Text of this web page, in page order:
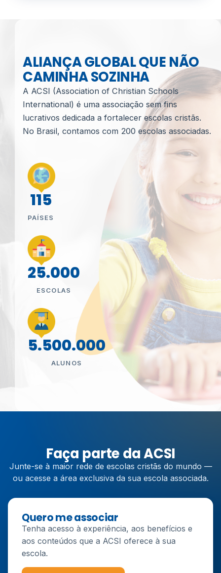
ALIANÇA GLOBAL QUE NÃO
CAMINHA SOZINHA
A ACSI (Association of Christian Schools
International) é uma associação sem fins
lucrativos dedicada a fortalecer escolas cristãs.
No Brasil, contamos com 200 escolas associadas.
PAÍSES
115
ESCOLAS
25.000
ALUNOS
5.500.000
Faça parte da ACSI
Junte-se à maior rede de escolas cristãs do mundo —
ou acesse a área exclusiva da sua escola associada.
Quero me associar
Tenha acesso à experiência, aos benefícios e
aos conteúdos que a ACSI oferece à sua
escola.